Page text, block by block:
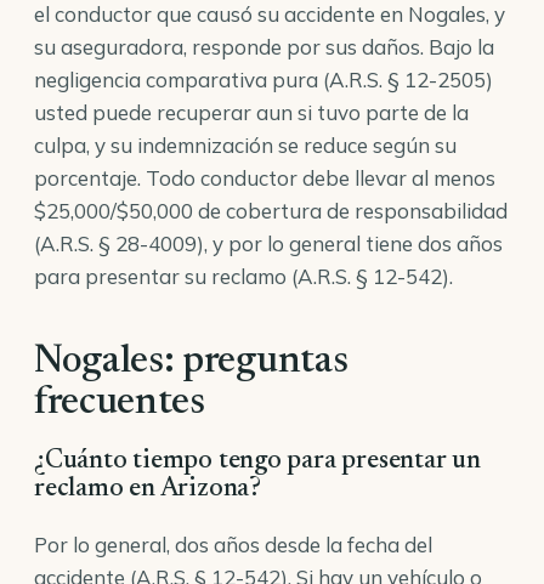
el conductor que causó su accidente en Nogales, y
su aseguradora, responde por sus daños. Bajo la
negligencia comparativa pura (A.R.S. § 12-2505)
usted puede recuperar aun si tuvo parte de la
culpa, y su indemnización se reduce según su
porcentaje. Todo conductor debe llevar al menos
$25,000/$50,000 de cobertura de responsabilidad
(A.R.S. § 28-4009), y por lo general tiene dos años
para presentar su reclamo (A.R.S. § 12-542).
Nogales: preguntas
frecuentes
¿Cuánto tiempo tengo para presentar un
reclamo en Arizona?
Por lo general, dos años desde la fecha del
accidente (A.R.S. § 12-542). Si hay un vehículo o